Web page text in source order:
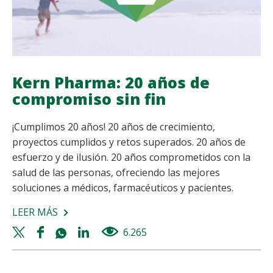
Kern Pharma: 20 años de
compromiso sin fin
¡Cumplimos 20 años! 20 años de crecimiento,
proyectos cumplidos y retos superados. 20 años de
esfuerzo y de ilusión. 20 años comprometidos con la
salud de las personas, ofreciendo las mejores
soluciones a médicos, farmacéuticos y pacientes.
LEER MÁS SOBRE
KERN
PHARMA:
Twitter
share
Facebook
share
Whatsapp
share
Linkedin
share
6.265